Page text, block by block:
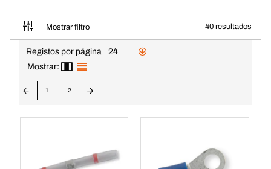
Mostrar filtro 40 resultados
Registos por página
24
Mostrar:
1 2